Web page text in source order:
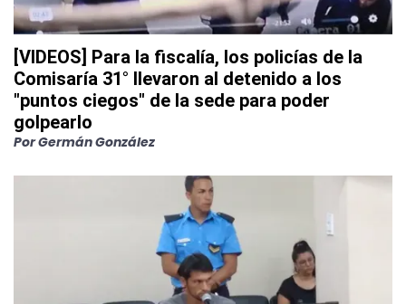
[VIDEOS] Para la fiscalía, los policías de la
Comisaría 31° llevaron al detenido a los
"puntos ciegos" de la sede para poder
golpearlo
PorGermán González